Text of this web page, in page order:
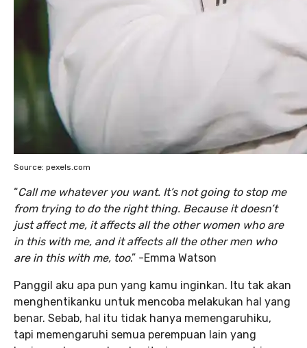
Source: pexels.com
“Call me whatever you want. It’s not going to stop me
from trying to do the right thing. Because it doesn’t
just affect me, it affects all the other women who are
in this with me, and it affects all the other men who
are in this with me, too.” -Emma Watson
Panggil aku apa pun yang kamu inginkan. Itu tak akan
menghentikanku untuk mencoba melakukan hal yang
benar. Sebab, hal itu tidak hanya memengaruhiku,
tapi memengaruhi semua perempuan lain yang